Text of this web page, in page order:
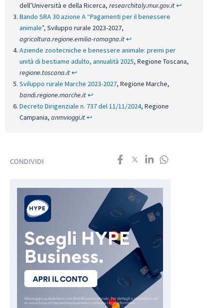
dell’Università e della Ricerca, researchitaly.mur.gov.it↩︎
Bando SRA 30 azione A “Pagamenti per il benessere
animale”, Sviluppo rurale 2023-2027,
agricoltura.regione.emilia-romagna.it↩︎
Aziende zootecniche e benessere animale: premi per
unità di bestiame adulto, annualità 2025, Regione Toscana,
regione.toscana.it↩︎
Sviluppo rurale Marche 2023-2027, Regione Marche,
bandi.regione.marche.it↩︎
Decreto Dirigenziale n. 737 del 11/11/2024, Regione
Campania, anmvioggi.it↩︎
CONDIVIDI